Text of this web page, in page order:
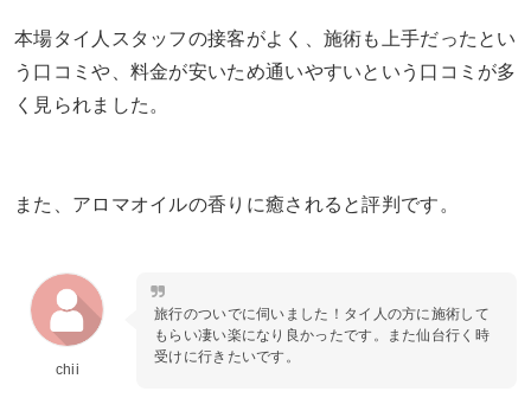
本場タイ人スタッフの接客がよく、施術も上手だったとい
う口コミや、料金が安いため通いやすいという口コミが多
く見られました。
また、アロマオイルの香りに癒されると評判です。
chii
旅行のついでに伺いました！タイ人の方に施術して
もらい凄い楽になり良かったです。また仙台行く時
受けに行きたいです。